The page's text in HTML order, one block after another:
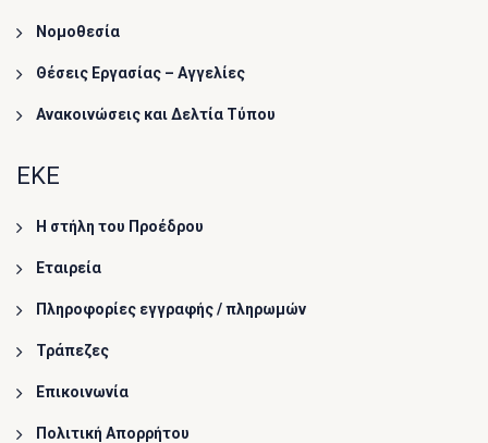
Νομοθεσία
Θέσεις Εργασίας – Αγγελίες
Ανακοινώσεις και Δελτία Τύπου
ΕΚΕ
Η στήλη του Προέδρου
Εταιρεία
Πληροφορίες εγγραφής / πληρωμών
Τράπεζες
Επικοινωνία
Πολιτική Απορρήτου